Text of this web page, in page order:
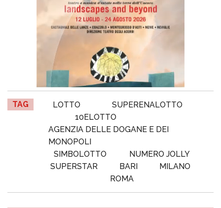
TAG LOTTO
SUPERENALOTTO
10ELOTTO
AGENZIA DELLE DOGANE E DEI
MONOPOLI
SIMBOLOTTO
NUMERO JOLLY
SUPERSTAR
BARI
MILANO
ROMA